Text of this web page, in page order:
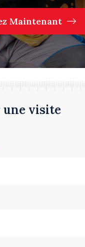
Maintenant
visite